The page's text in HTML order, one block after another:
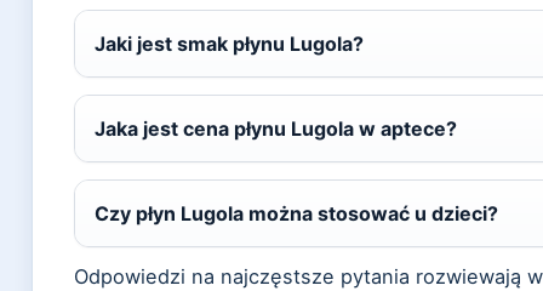
Jaki jest smak płynu Lugola?
Jaka jest cena płynu Lugola w aptece?
Czy płyn Lugola można stosować u dzieci?
Odpowiedzi na najczęstsze pytania rozwiewają